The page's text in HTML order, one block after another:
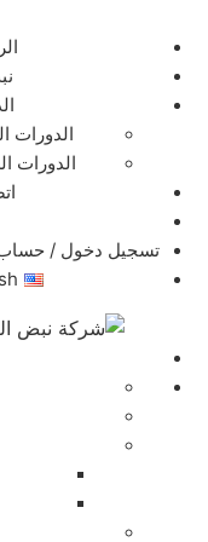
الدورات
الدورات
تسجيل دخول /